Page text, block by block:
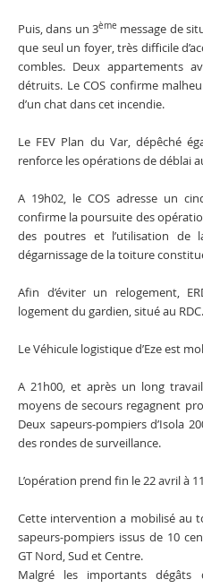
Puis, dans un 3ème message de
que seul un foyer, très difficile
combles. Deux appartements
détruits. Le COS confirme
d’un chat dans cet incendie.
Le FEV Plan du Var, dépêché
renforce les opérations de déblai
A 19h02, le COS adresse un
confirme la poursuite des
des poutres et l’utilisation de
dégarnissage de la toiture
Afin d’éviter un relogement,
logement du gardien, situé au RDC.
Le Véhicule logistique d’Eze est
A 21h00, et après un long
moyens de secours regagnent
Deux sapeurs-pompiers d’Isola
des rondes de surveillance.
L’opération prend fin le 22 avril à
Cette intervention a mobilisé au
sapeurs-pompiers issus de 10
GT Nord, Sud et Centre.
Malgré les importants